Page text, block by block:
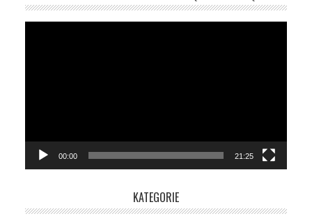
00:00 21:25
KATEGORIE